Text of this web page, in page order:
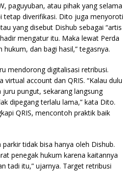
paguyuban, atau pihak yang selama
tetap diverifikasi. Dito juga menyoroti
yang disebut Dishub sebagai “artis
mengatur itu. Maka lewat Perda
dan bagi hasil,” tegasnya.
mendorong digitalisasi retribusi.
virtual account dan QRIS. “Kalau dulu
pungut, sekarang langsung
dipegang terlalu lama,” kata Dito.
QRIS, mencontoh praktik baik
tidak bisa hanya oleh Dishub.
penegak hukum karena kaitannya
tadi itu,” ujarnya. Target retribusi